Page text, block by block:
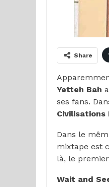
Share
Yetteh Bah
ses fans.
Civilisations
Dans le
mixtape est
là, le
Wait and